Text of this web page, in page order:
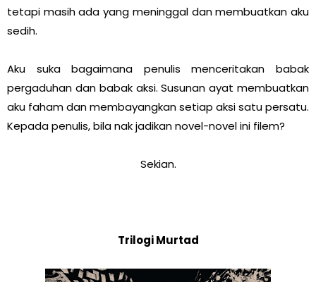
tetapi masih ada yang meninggal dan membuatkan aku
sedih.
Aku suka bagaimana penulis menceritakan babak
pergaduhan dan babak aksi. Susunan ayat membuatkan
aku faham dan membayangkan setiap aksi satu persatu.
Kepada penulis, bila nak jadikan novel-novel ini filem?
Sekian.
Trilogi Murtad